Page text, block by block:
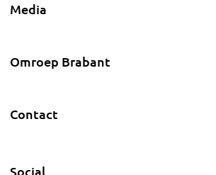
Media
Omroep Brabant
Contact
Social